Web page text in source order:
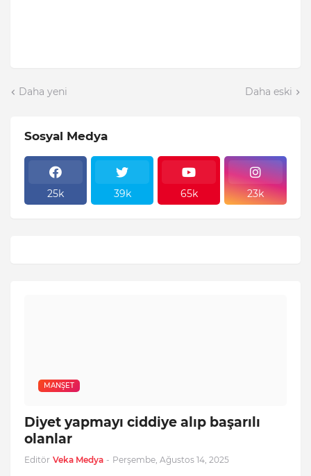
Daha yeni Daha eski
Sosyal Medya
25k 39k 65k 23k
MANŞET
Diyet yapmayı ciddiye alıp başarılı
olanlar
Editör Veka Medya - Perşembe, Ağustos 14, 2025